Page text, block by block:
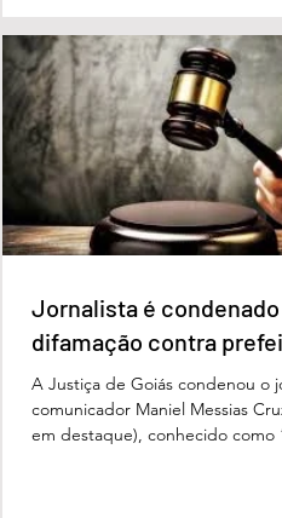
27%. Considerando a margem
pontos percentuais, os dois
técnico. Na terceira colocação
Luiz Inácio Lula da Silva (PT),
intenções de voto. Os
Jornalista é condenado
difamação contra
A Justiça de Goiás condenou o
comunicador Maniel Messias
em destaque), conhecido como